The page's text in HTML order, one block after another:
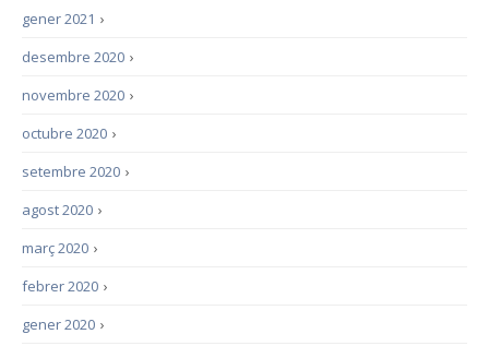
›
gener 2021
›
desembre 2020
›
novembre 2020
›
octubre 2020
›
setembre 2020
›
agost 2020
›
març 2020
›
febrer 2020
›
gener 2020